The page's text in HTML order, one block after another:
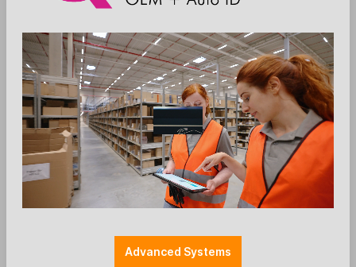
Zum Merkzettel hinzufügen
EC-Halterung Einzelteile
Farbe: schwarz
Halterung Payment
Halterungen
Herstellerspezifisch
Montage: MultiGrip
Zubehör: EC-Cash
SpacePole - EC-Halterung - ICP BIA -
Advanced Systems